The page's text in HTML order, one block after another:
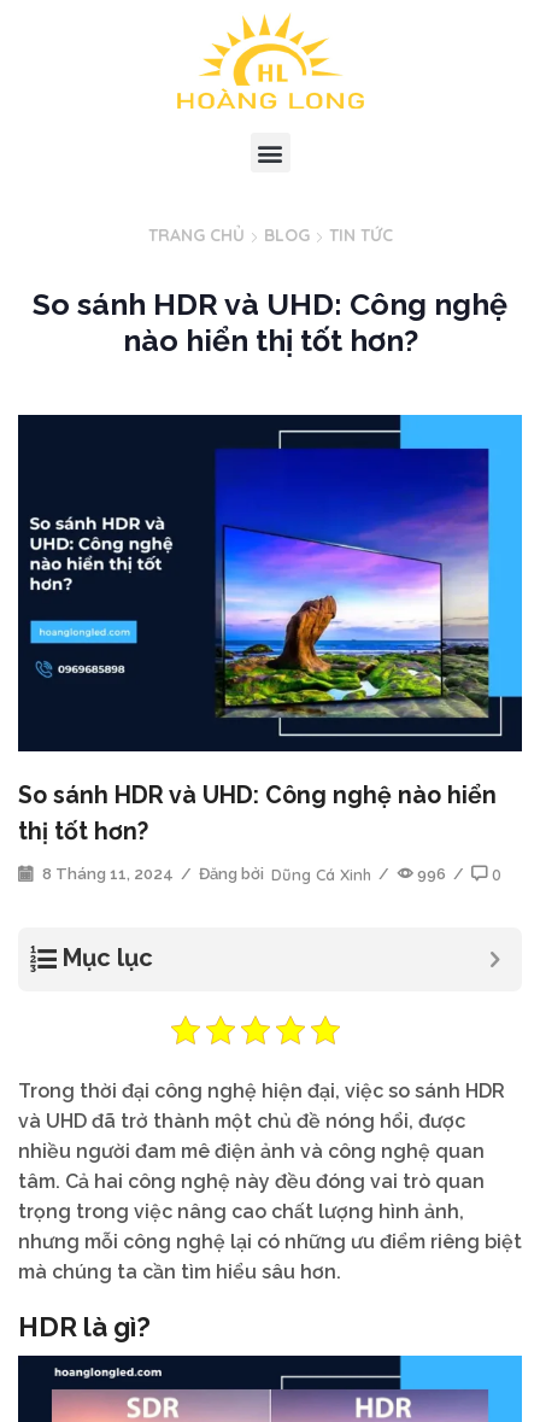
TRANG CHỦ BLOG TIN TỨC
So sánh HDR và UHD: Công nghệ
nào hiển thị tốt hơn?
So sánh HDR và UHD: Công nghệ nào hiển
thị tốt hơn?
8 Tháng 11, 2024 / Đăng bởi Dũng Cá Xinh / 996 / 0
Mục lục
Trong thời đại công nghệ hiện đại, việc so sánh HDR
và UHD đã trở thành một chủ đề nóng hổi, được
nhiều người đam mê điện ảnh và công nghệ quan
tâm. Cả hai công nghệ này đều đóng vai trò quan
trọng trong việc nâng cao chất lượng hình ảnh,
nhưng mỗi công nghệ lại có những ưu điểm riêng biệt
mà chúng ta cần tìm hiểu sâu hơn.
HDR là gì?